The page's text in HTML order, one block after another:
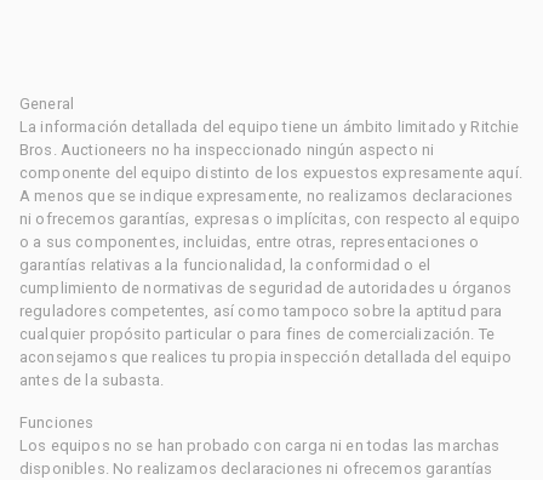
General
La información detallada del equipo tiene un ámbito limitado y Ritchie
Bros. Auctioneers no ha inspeccionado ningún aspecto ni
componente del equipo distinto de los expuestos expresamente aquí.
A menos que se indique expresamente, no realizamos declaraciones
ni ofrecemos garantías, expresas o implícitas, con respecto al equipo
o a sus componentes, incluidas, entre otras, representaciones o
garantías relativas a la funcionalidad, la conformidad o el
cumplimiento de normativas de seguridad de autoridades u órganos
reguladores competentes, así como tampoco sobre la aptitud para
cualquier propósito particular o para fines de comercialización. Te
aconsejamos que realices tu propia inspección detallada del equipo
antes de la subasta.
Funciones
Los equipos no se han probado con carga ni en todas las marchas
disponibles. No realizamos declaraciones ni ofrecemos garantías